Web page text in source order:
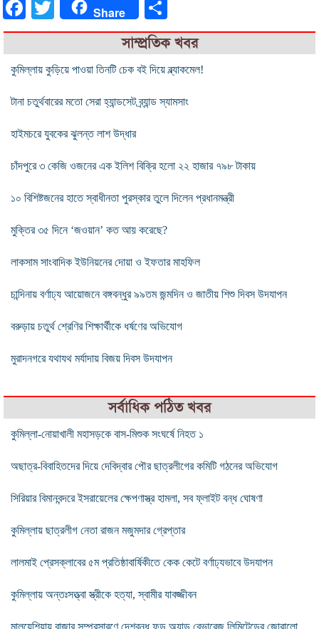
FacebookTwitter Share
সাম্প্রতিক খবর
কুমিল্লায় কুড়িয়ে পাওয়া তিনটি চেক বই দিয়ে ব্ল্যাকমেল!
টানা চতুর্থবারের মতো সেরা হ্যান্ডসেট ব্র্যান্ড স্যামসাং
হাইমচরে যুবকের ঝুলন্ত লাশ উদ্ধার
চাঁদপুরে ৩ কেজি ওজনের এক ইলিশ বিক্রি হলো ২২ হাজার ৭৯৮ টাকায়
১০ বিশিষ্টজনের হাতে স্বাধীনতা পুরস্কার তুলে দিলেন প্রধানমন্ত্রী
মুক্তির ৩৫ দিনে ‘জওয়ান’ কত আয় করেছে?
লাকসাম সাংবাদিক ইউনিয়নের দোয়া ও ইফতার মাহফিল
চান্দিনায় বর্ণাঢ্য আয়োজনে বঙ্গবন্ধুর ৯৯তম জন্মদিন ও জাতীয় শিশু দিবস উদযাপন
বরুড়ায় চতুর্থ শ্রেণির শিক্ষার্থীকে ধর্ষণের অভিযোগ
মুরাদনগরে যথাযথ মর্যাদায় বিজয় দিবস উদযাপন
সর্বাধিক পঠিত খবর
কুমিল্লা-নোয়াখালী মহাসড়কে বাস-মিশুক সংঘর্ষে নিহত ১
অছাত্র-বিবাহিতদের দিয়ে দেবিদ্বার পৌর ছাত্রলীগের কমিটি গঠনের অভিযোগ
সিরিয়ার বিমানবন্দরে ইসরায়েলের ক্ষেপণাস্ত্র হামলা, সব ফ্লাইট বন্ধ ঘোষণা
কুমিল্লায় ছাত্রলীগ নেতা রাজন মজুমদার গ্রেপ্তার
লালমাই প্রেসক্লাবের ৫ম প্রতিষ্ঠাবার্ষিকীতে কেক কেটে বর্ণাঢ্যভাবে উদযাপন
কুমিল্লায় অন্তঃসত্ত্বা স্ত্রীকে হত্যা, স্বামীর যাবজ্জীবন
মালয়েশিয়ায় বাজার সম্প্রসারণে দেশবন্ধু ফুড অ্যান্ড বেভারেজ লিমিটেডের জোরালো